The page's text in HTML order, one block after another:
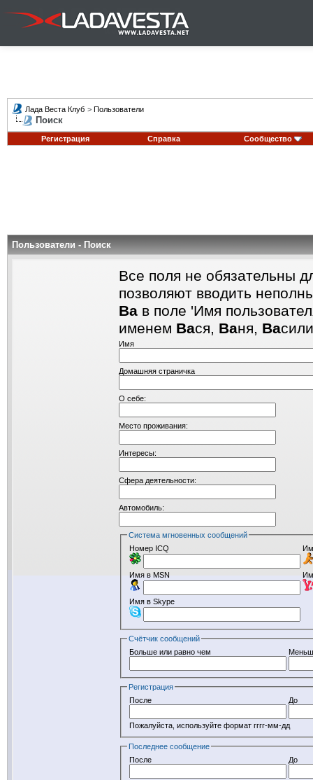
Лада Веста Клуб > Пользователи
Поиск
Регистрация Справка Сообщество
Пользователи - Поиск
Все поля не обязательны
позволяют вводить
Ва в поле 'Имя
именем Вася, Ваня, Ва
Имя
Домашняя страничка
О себе:
Место проживания:
Интересы:
Сфера деятельности:
Автомобиль:
Система мгновенных сообщений
Номер ICQ
Имя в MSN
Имя в Skype
Счётчик сообщений
Больше или равно чем
Регистрация
После
До
Пожалуйста, используйте формат гггг-мм-дд
Последнее сообщение
После
До